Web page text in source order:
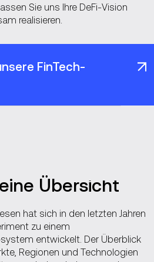
Sie uns Ihre DeFi‑Vision
realisieren.
FinTech-
Übersicht
hat sich in den letzten Jahren
zu einem
entwickelt. Der Überblick
Regionen und Technologien